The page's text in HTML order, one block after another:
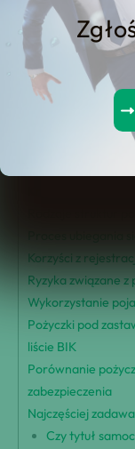
Podsumowanie
Rozumienie
Kwota pożyczki i
Korzyści z
Ryzyka związane z
Wykorzystanie
Pożyczki pod
liście BIK
Porównanie
zabezpieczenia
Najczęściej
Czy tytuł